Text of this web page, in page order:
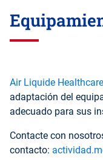
Air Liquide Healthcare
adaptación del
adecuado para sus
Contacte con
contacto: